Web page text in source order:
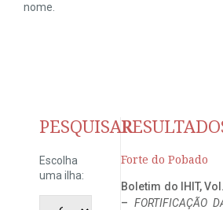
nome.
PESQUISAR
Escolha
uma ilha:
Forte do Pobado
Boletim do IHIT,
– FORTIFICAÇÃO